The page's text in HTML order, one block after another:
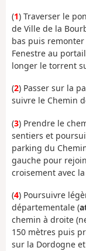
(1) Traverser le
de Ville de la
bas puis remonter
Fenestre au
longer le torrent
(2) Passer sur la
suivre le Chemin
(3) Prendre le
sentiers et
parking du
gauche pour
croisement avec la
(4) Poursuivre
départementale (
chemin à droite
150 mètres puis
sur la Dordogne